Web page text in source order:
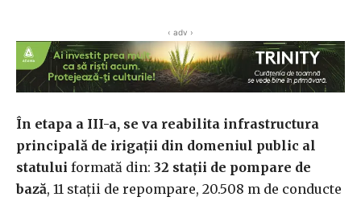
‹ adv ›
În etapa a III-a, se va reabilita infrastructura
principală de irigaţii din domeniul public al
statului formată din: 32 staţii de pompare de
bază, 11 staţii de repompare, 20.508 m de conducte